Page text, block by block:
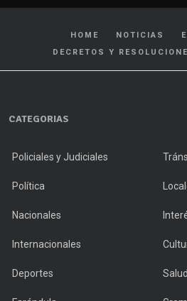
HOME NOTICIAS
DECRETOS Y
CATEGORIAS
Policiales y Judiciales
Política
Nacionales
Internacionales
Deportes Salud